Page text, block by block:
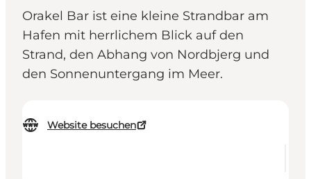
Orakel Bar ist eine kleine Strandbar am
Hafen mit herrlichem Blick auf den
Strand, den Abhang von Nordbjerg und
den Sonnenuntergang im Meer.
Website besuchen